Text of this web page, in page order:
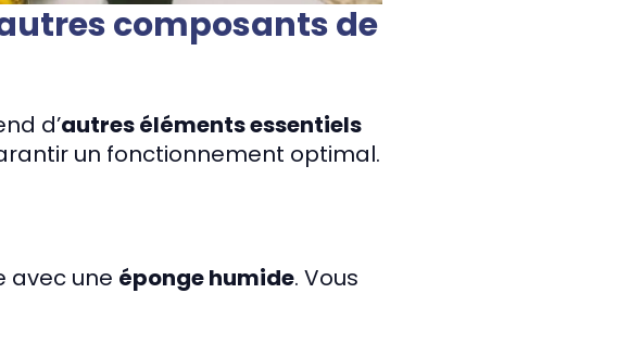
composants de
d’autres éléments essentiels
un fonctionnement optimal.
avec une éponge humide. Vous